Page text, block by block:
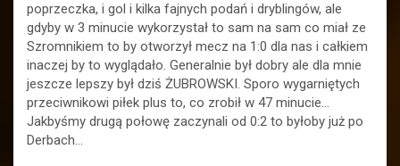
poprzeczka, i gol i kilka fajnych podań i dryblingów, ale
gdyby w 3 minucie wykorzystał to sam na sam co miał ze
Szromnikiem to by otworzył mecz na 1:0 dla nas i całkiem
inaczej by to wyglądało. Generalnie był dobry ale dla mnie
jeszcze lepszy był dziś ŻUBROWSKI. Sporo wygarniętych
przeciwnikowi piłek plus to, co zrobił w 47 minucie…
Jakbyśmy drugą połowę zaczynali od 0:2 to byłoby już po
Derbach…